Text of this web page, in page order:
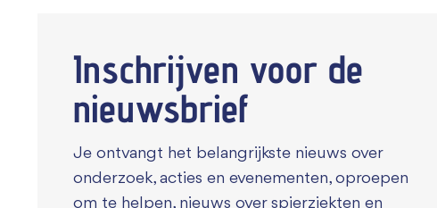
Inschrijven voor de
nieuwsbrief
Je ontvangt het belangrijkste nieuws over
onderzoek, acties en evenementen, oproepen
om te helpen, nieuws over spierziekten en